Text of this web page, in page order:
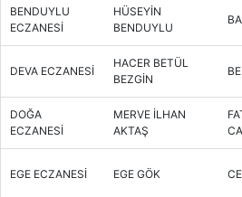
BENDUYLU
ECZANESİ
HÜSEYİN
BENDUYLU
DEVA ECZANESİ
HACER BETÜL
BEZGİN
DOĞA
ECZANESİ
MERVE İLHAN
AKTAŞ
EGE ECZANESİ EGE GÖK